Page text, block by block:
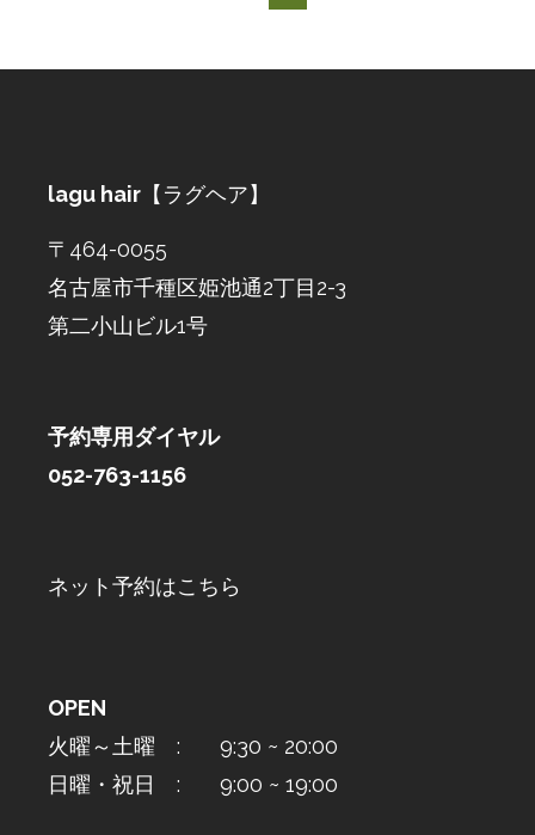
lagu hair 【ラグヘア】
〒464-0055
名古屋市千種区姫池通2丁目2-3
第二小山ビル1号
予約専用ダイヤル
052-763-1156
ネット予約はこちら
OPEN
火曜～土曜 : 9:30 ~ 20:00
日曜・祝日 : 9:00 ~ 19:00